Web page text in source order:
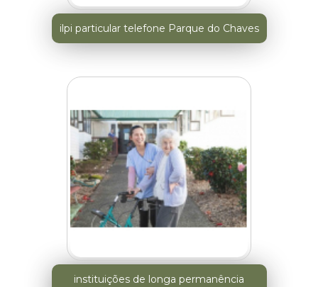
ilpi particular telefone Parque do Chaves
instituições de longa permanência